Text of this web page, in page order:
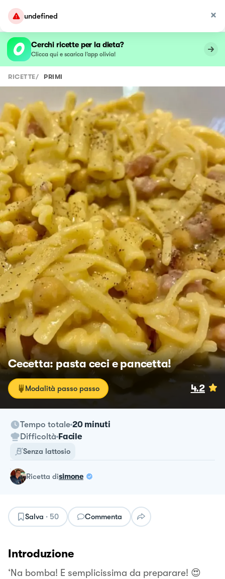
undefined
Cerchi ricette per la dieta?
Clicca qui e scarica l’app olivia!
RICETTE/ PRIMI
Cecetta: pasta ceci e pancetta!
Modalità passo passo 4.2
Tempo totale 20 minuti
Difficoltà Facile
Senza lattosio
ricetta disimone
Salva · 50 Commenta
Introduzione
‘Na bomba! E semplicissima da preparare! 😍